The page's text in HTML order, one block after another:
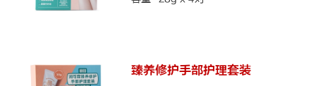
臻养修护手部护理套装